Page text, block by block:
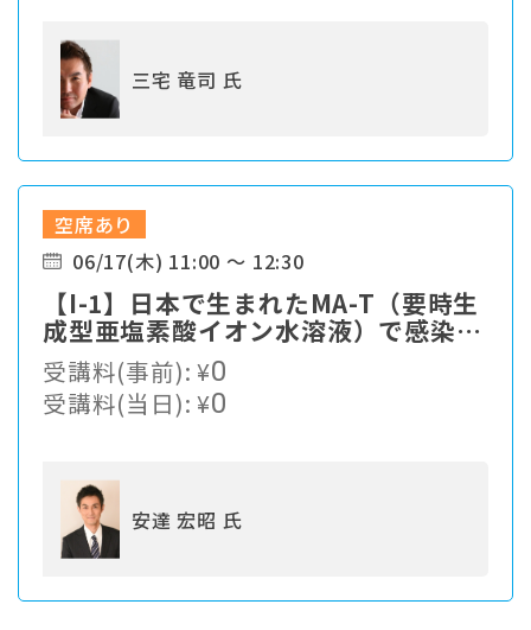
三宅 竜司 氏
空席あり
06/17(木) 11:00 ～ 12:30
【I-1】⽇本で⽣まれたMA-T（要時⽣
成型亜塩素酸イオン⽔溶液）で感染症
対策
受講料(事前):¥0
受講料(当日):¥0
安達 宏昭 氏